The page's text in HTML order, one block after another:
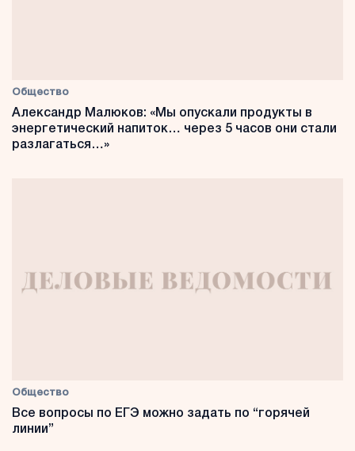
Общество
Александр Малюков: «Мы опускали продукты в
энергетический напиток… через 5 часов они стали
разлагаться…»
Общество
Все вопросы по ЕГЭ можно задать по “горячей
линии”